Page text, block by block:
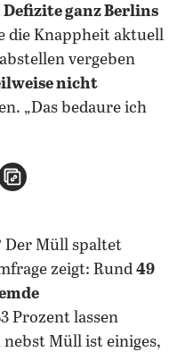
ganz Berlins
die Knappheit aktuell
vergeben
nicht
„Das bedaure ich
teilen
E-Mail teilen
Der Müll spaltet
zeigt: Rund 49
Prozent lassen
Müll ist einiges,